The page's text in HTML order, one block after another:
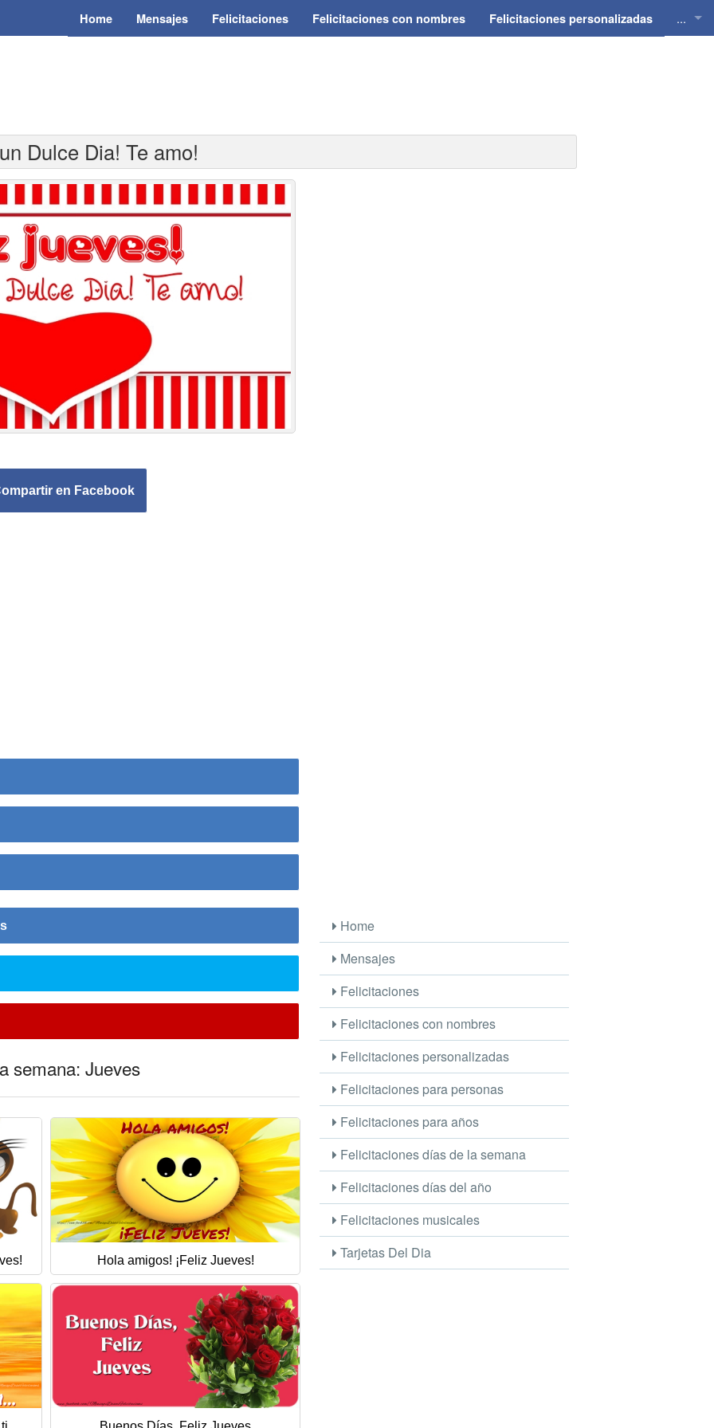
Home Mensajes Felicitaciones Felicitaciones con nombres Felicitaciones personalizadas ...
Dulce Dia! Te amo!
en Facebook
semana: Jueves
Hola amigos! ¡Feliz Jueves!
Home
Mensajes
Felicitaciones
Felicitaciones con nombres
Felicitaciones personalizadas
Felicitaciones para personas
Felicitaciones para años
Felicitaciones días de la semana
Felicitaciones días del año
Felicitaciones musicales
Tarjetas Del Dia